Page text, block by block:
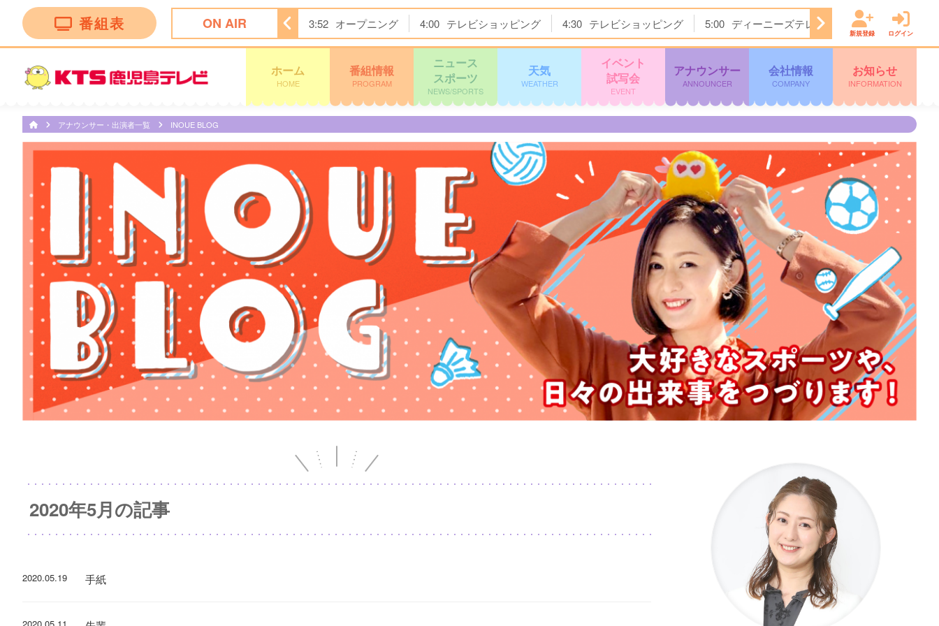
番組表 ON AIR 3:52 オープニング 4:00 テレビショッピング 4:30 テレビショッピング 5:00 ディーニーズテレビショッピング
新規登録 ログイン
ホーム
HOME
番組情報
PROGRAM
ニュース
スポーツ
NEWS/SPORTS
天気
WEATHER
イベント
試写会
EVENT
アナウンサー
ANNOUNCER
会社情報
COMPANY
お知らせ
INFORMATION
アナウンサー・出演者一覧 INOUE BLOG
2020年5月の記事
2020.05.19 手紙